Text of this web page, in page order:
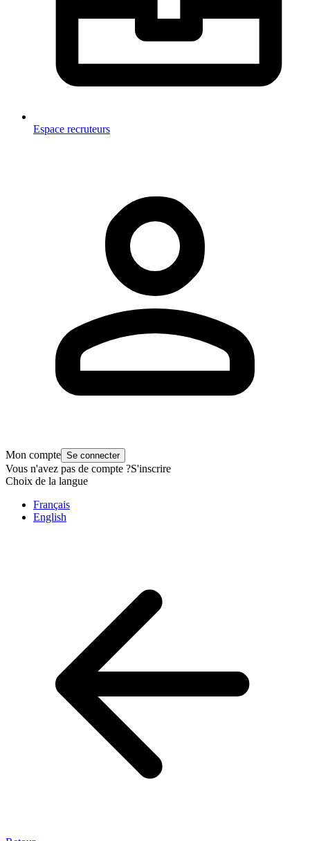
Espace recruteurs
Mon compte Se connecter
Vous n'avez pas de compte ?S'inscrire
Choix de la langue
Français
English